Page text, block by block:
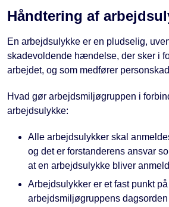
Håndtering af
En arbejdsulykke er en pludselig,
skadevoldende hændelse, der sker i
arbejdet, og som medfører
Hvad gør arbejdsmiljøgruppen i
arbejdsulykke:
Alle arbejdsulykker skal
og det er forstanderens ansvar
at en arbejdsulykke bliver
Arbejdsulykker er et fast punkt på
arbejdsmiljøgruppens